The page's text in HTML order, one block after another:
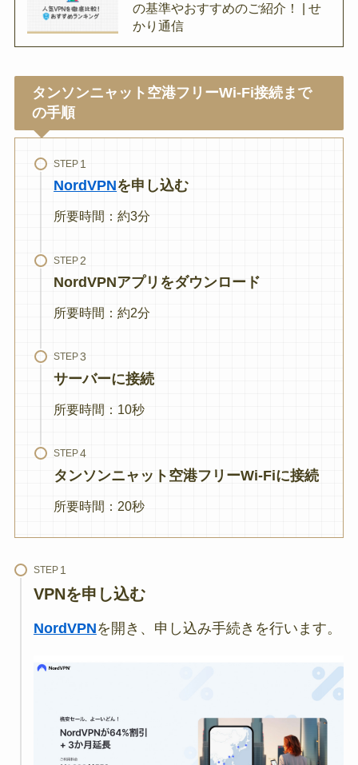
の基準やおすすめのご紹介！ | せ
かり通信
タンソンニャット空港フリーWi-Fi接続まで
の手順
STEP
NordVPNを申し込む
所要時間：約3分
STEP
NordVPNアプリをダウンロード
所要時間：約2分
STEP
サーバーに接続
所要時間：10秒
STEP
タンソンニャット空港フリーWi-Fiに接続
所要時間：20秒
STEP
VPNを申し込む
NordVPNを開き、申し込み手続きを行います。